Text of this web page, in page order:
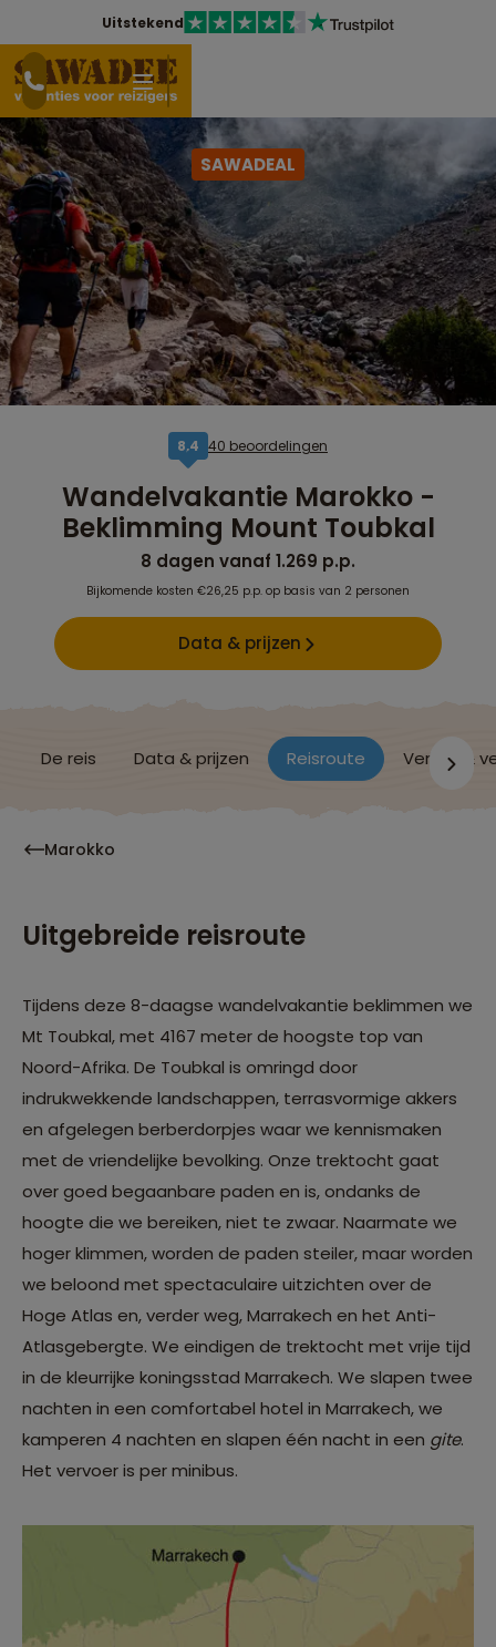
Uitstekend
SAWADEAL
8,4 40 beoordelingen
Wandelvakantie Marokko -
Beklimming Mount Toubkal
8 dagen vanaf 1.269 p.p.
Bijkomende kosten €26,25 p.p. op basis van 2 personen
Data & prijzen
De reis Data & prijzen Reisroute Verblijf &
Marokko
Uitgebreide reisroute
Tijdens deze 8-daagse wandelvakantie beklimmen we
Mt Toubkal, met 4167 meter de hoogste top van
Noord-Afrika. De Toubkal is omringd door
indrukwekkende landschappen, terrasvormige akkers
en afgelegen berberdorpjes waar we kennismaken
met de vriendelijke bevolking. Onze trektocht gaat
over goed begaanbare paden en is, ondanks de
hoogte die we bereiken, niet te zwaar. Naarmate we
hoger klimmen, worden de paden steiler, maar worden
we beloond met spectaculaire uitzichten over de
Hoge Atlas en, verder weg, Marrakech en het Anti-
Atlasgebergte. We eindigen de trektocht met vrije tijd
in de kleurrijke koningsstad Marrakech. We slapen twee
nachten in een comfortabel hotel in Marrakech, we
kamperen 4 nachten en slapen één nacht in een gite.
Het vervoer is per minibus.